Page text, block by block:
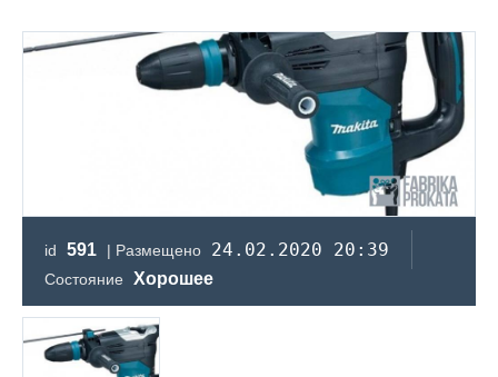
id 591 | Размещено 24.02.2020 20:39
Состояние Хорошее